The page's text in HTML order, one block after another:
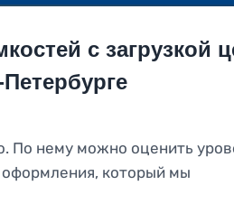
с загрузкой
По нему можно оценить
оформления, который мы